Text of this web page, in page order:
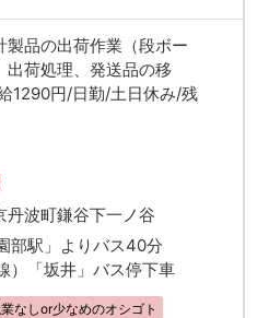
製品の出荷作業（段ボー
出荷処理、発送品の移
1290円/日勤/土日休み/残
丹波町鎌谷下一ノ谷
部駅」よりバス40分
）「坂井」バス停下車
なしor少なめのオシゴト